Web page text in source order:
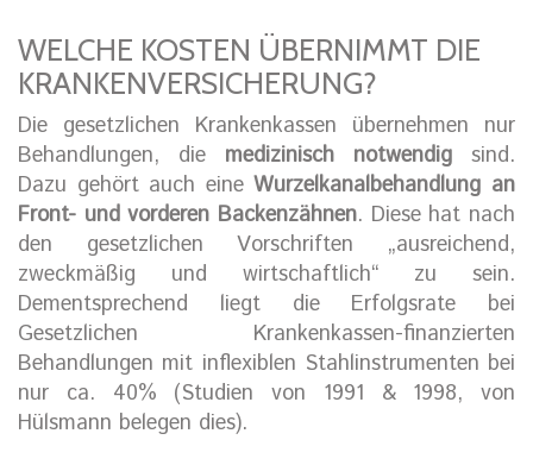
WELCHE KOSTEN ÜBERNIMMT DIE
KRANKENVERSICHERUNG?
Die gesetzlichen Krankenkassen übernehmen nur
Behandlungen, die medizinisch notwendig sind.
Dazu gehört auch eineWurzelkanalbehandlung an
Front- und vorderen Backenzähnen. Diese hat nach
den gesetzlichen Vorschriften „ausreichend,
zweckmäßig und wirtschaftlich“ zu sein.
Dementsprechend liegt die Erfolgsrate bei
Gesetzlichen Krankenkassen-finanzierten
Behandlungen mit inflexiblen Stahlinstrumenten bei
nur ca. 40% (Studien von 1991 & 1998, von
Hülsmann belegen dies).